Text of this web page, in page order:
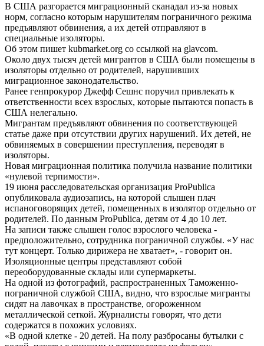
В США разгорается миграционный сканадал из-за новых
норм, согласно которым нарушителям пограничного режима
предъявляют обвинения, а их детей отправляют в
специальные изоляторы.
Об этом пишет kubmarket.org со ссылкой на glavcom.
Около двух тысяч детей мигрантов в США были помещены в
изоляторы отдельно от родителей, нарушивших
миграционное законодательство.
Ранее генпрокурор Джефф Сешнс поручил привлекать к
ответственности всех взрослых, которые пытаются попасть в
США нелегально.
Мигрантам предъявляют обвинения по соответствующей
статье даже при отсутствии других нарушений. Их детей, не
обвиняемых в совершении преступления, переводят в
изоляторы.
Новая миграционная политика получила название политики
«нулевой терпимости».
19 июня расследовательская организация ProPublica
опубликовала аудиозапись, на которой слышен плач
испаноговорящих детей, помещенных в изолятор отдельно от
родителей. По данным ProPublica, детям от 4 до 10 лет.
На записи также слышен голос взрослого человека -
предположительно, сотрудника пограничной службы. «У нас
тут концерт. Только дирижера не хватает», - говорит он.
Изоляционные центры представляют собой
переоборудованные склады или супермаркеты.
На одной из фотографий, распространенных Таможенно-
пограничной службой США, видно, что взрослые мигранты
сидят на лавочках в пространстве, огороженном
металлической сеткой. Журналисты говорят, что дети
содержатся в похожих условиях.
«В одной клетке - 20 детей. На полу разбросаны бутылки с